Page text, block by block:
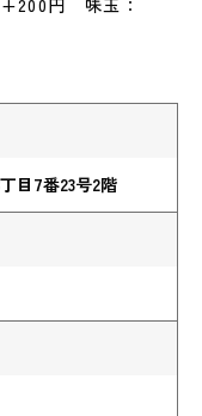
円 味玉：
目7番23号2階